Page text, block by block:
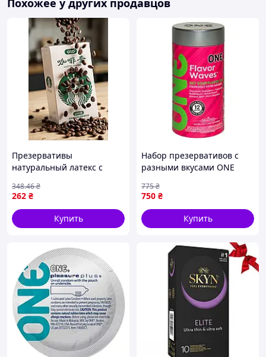
Похожее у других продавцов
Презервативы
натуральный латекс с
Condom упаковка 10 штук
Кайф
262 ₴
348.46₴
Купить
Набор презервативов с
разными вкусами ONE
упаковку 12 шт)
sexx.com.ua
750 ₴
775₴
Купить